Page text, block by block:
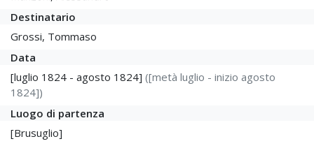
Destinatario
Grossi, Tommaso
Data
[luglio 1824 - agosto 1824] ([metà luglio - inizio agosto
1824])
Luogo di partenza
[Brusuglio]